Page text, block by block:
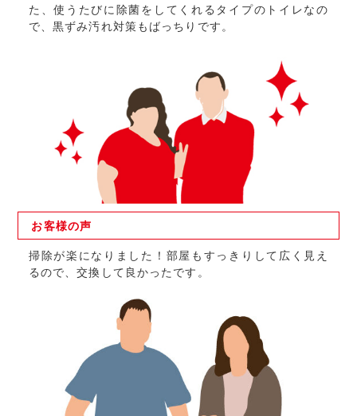
た、使うたびに除菌をしてくれるタイプのトイレなの
で、黒ずみ汚れ対策もばっちりです。
お客様の声
掃除が楽になりました！部屋もすっきりして広く見え
るので、交換して良かったです。